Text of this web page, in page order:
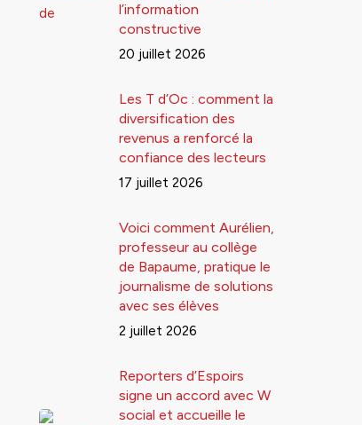
l’information
constructive
20 juillet 2026
Les T d’Oc : comment la
diversification des
revenus a renforcé la
confiance des lecteurs
17 juillet 2026
Voici comment Aurélien,
professeur au collège
de Bapaume, pratique le
journalisme de solutions
avec ses élèves
2 juillet 2026
Reporters d’Espoirs
signe un accord avec W
social et accueille le